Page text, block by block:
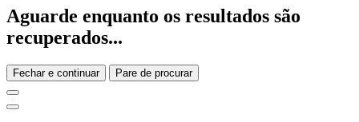
Aguarde enquanto os resultados são
recuperados...
Fechar e continuar Pare de procurar